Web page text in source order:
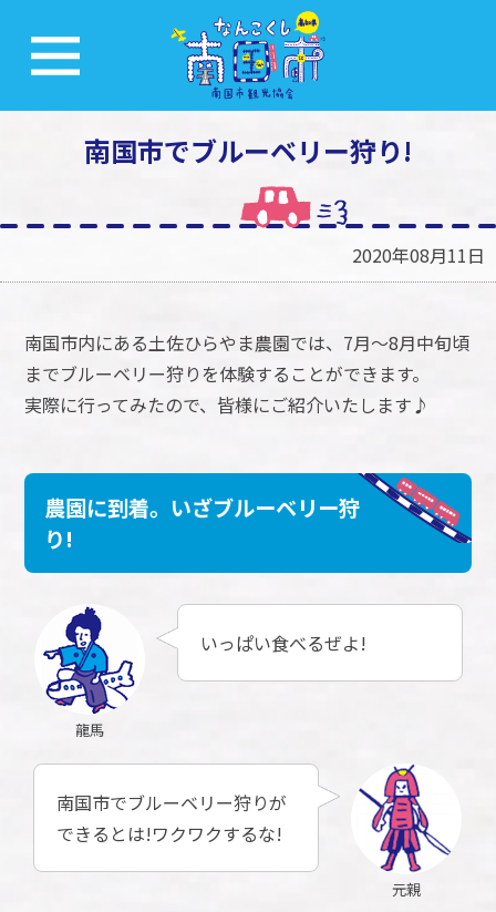
南国市でブルーベリー狩り!
2020年08月11日
南国市内にある土佐ひらやま農園では、7月～8月中旬頃
までブルーベリー狩りを体験することができます。
実際に行ってみたので、皆様にご紹介いたします♪
農園に到着。いざブルーベリー狩
り!
龍馬
いっぱい食べるぜよ!
元親
南国市でブルーベリー狩りが
できるとは!ワクワクするな!